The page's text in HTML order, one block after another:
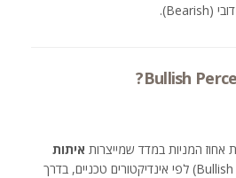
איתות
(Bullish signals) לפי אינדיקטורים טכניים, בדרך